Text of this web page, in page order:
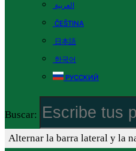
العربية
ČEŠTINA
日本語
한국어
РУССКИЙ
Buscar:
Alternar la barra lateral y la